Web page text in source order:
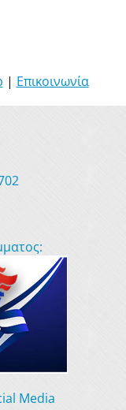
| Επικοινωνία
Media